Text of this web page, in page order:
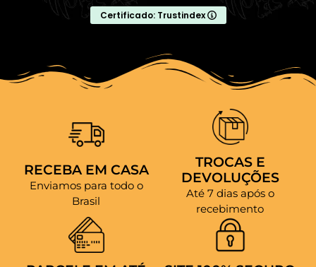
Certificado: Trustindex
RECEBA EM CASA
Enviamos para todo o
Brasil
TROCAS E
DEVOLUÇÕES
Até 7 dias após o
recebimento